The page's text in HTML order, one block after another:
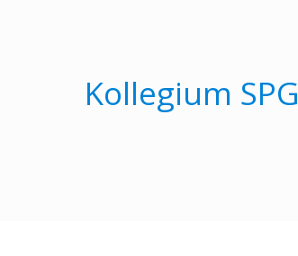
Kollegium SPG